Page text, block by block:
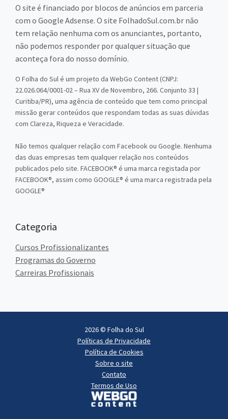
O site é financiado por blocos de anúncios em parceria
com o Google Adsense. O site FolhadoSul.com.br não
tem relação nenhuma com os anunciantes, portanto,
não podemos responder por qualquer situação que
aconteça fora do nosso domínio.
O Folha do Sul é um projeto da WebGo Content (CNPJ:
22.026.064/0001-02 – Rua XV de Novembro, 266. Conjunto 33 |
Curitiba/PR), uma agência de conteúdo que tem como principal
missão gerar conteúdos que respondam todas as suas dúvidas
com Clareza, Riqueza e Veracidade.
Não temos qualquer relação com Facebook ou Google. Nenhuma
das duas empresas tem qualquer relação nos conteúdos
publicados pelo site. FACEBOOK® é uma marca registada por
FACEBOOK®, assim como GOOGLE® é uma marca registrada pela
GOOGLE®
Categoria
Cursos Profissionalizantes
Programas do Governo
Carreiras Profissionais
2026 © Folha do Sul
Políticas de Privacidade
Política de Cookies
Sobre o site
Contato
Termos de Uso